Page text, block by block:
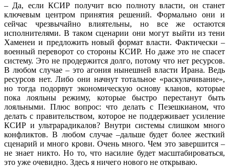
– Да, если КСИР получит всю полноту власти, он станет
ключевым центром принятия решений. Формально они и
сейчас чрезвычайно влиятельны, но все же остаются
исполнителями. В таком сценарии они могут выйти из тени
Хаменеи и предложить новый формат власти. Фактически –
военный переворот со стороны КСИР. Но даже это не спасет
систему. Это не продержится долго, потому что нет ресурсов.
В любом случае – это агония нынешней власти Ирана. Ведь
ресурсов нет. Либо они начнут тотальное «раскулачивание»,
но тогда подорвут экономическую основу кланов, которые
пока лояльны режиму, которые быстро перестанут быть
лояльными. Плюс вопрос: что делать с Пезешкианом, что
делать с правительством, которое не поддерживает усиление
КСИР и ультрарадикалов? Внутри системы слишком много
конфликтов. В любом случае –дальше будет более жесткий
сценарий и много крови. Очень много. Чем это завершится –
не знает никто. Но то, что насилие будет масштабироваться,
это уже очевидно. Здесь я ничего нового не открываю.